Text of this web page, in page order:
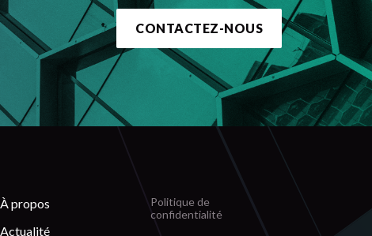
CONTACTEZ-NOUS
À propos
Actualité
Politique de
confidentialité